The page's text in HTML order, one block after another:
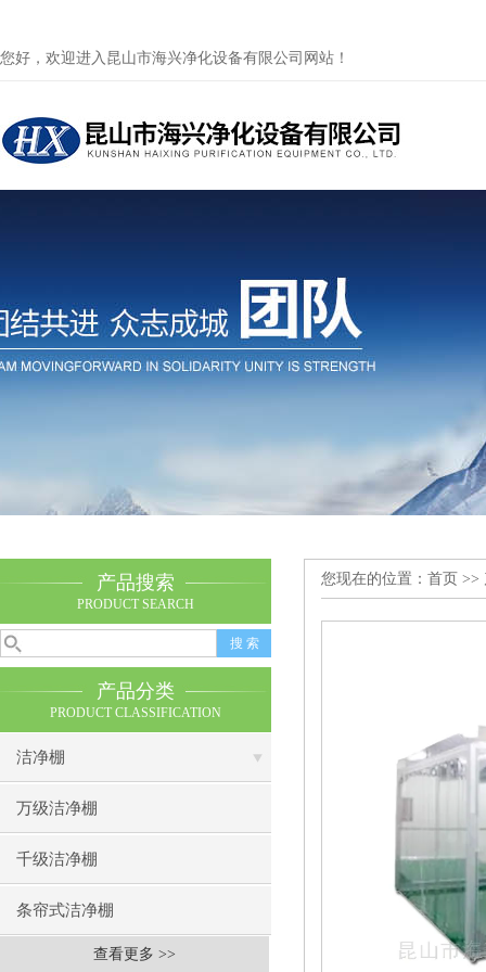
您好，欢迎进入昆山市海兴净化设备有限公司网站！
产品搜索
PRODUCT SEARCH
产品分类
PRODUCT CLASSIFICATION
洁净棚
万级洁净棚
千级洁净棚
条帘式洁净棚
查看更多 >>
您现在的位置： 首页 >>